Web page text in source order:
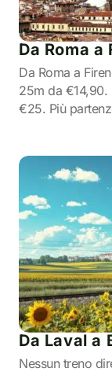
Da Roma
Da Roma a
25m da
€25. Più
Da Laval a
Nessun treno